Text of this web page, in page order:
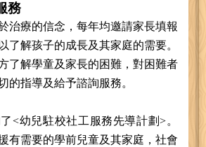
務
治療的信念，每年均邀請家長填報
了解孩子的成長及其家庭的需要。
了解學童及家長的困難，對困難者
的指導及給予諮詢服務。
<幼兒駐校社工服務先導計劃>。
有需要的學前兒童及其家庭，社會